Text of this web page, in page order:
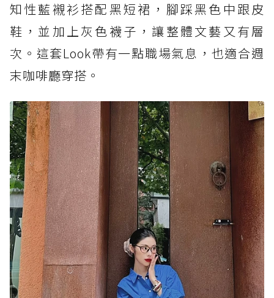
知性藍襯衫搭配黑短裙，腳踩黑色中跟皮
鞋，並加上灰色襪子，讓整體文藝又有層
次。這套Look帶有一點職場氣息，也適合週
末咖啡廳穿搭。